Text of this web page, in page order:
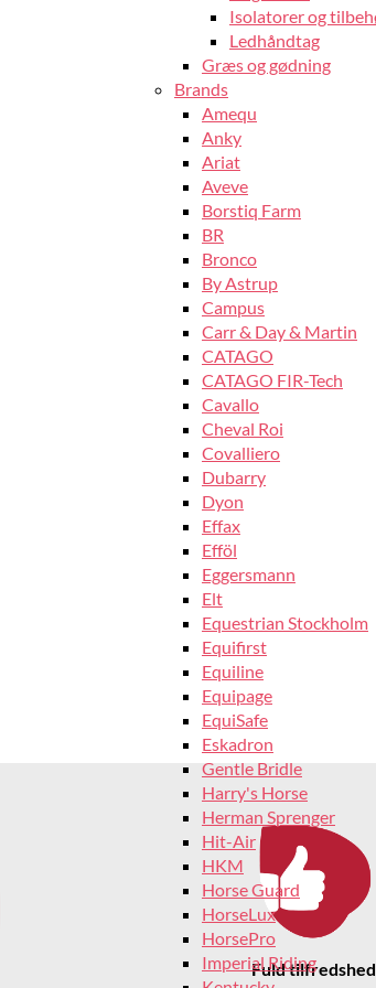
Isolatorer og
Ledhåndtag
Græs og gødning
Brands
Amequ
Anky
Ariat
Aveve
Borstiq Farm
BR
Bronco
By Astrup
Campus
Carr & Day & Martin
CATAGO
CATAGO FIR-Tech
Cavallo
Cheval Roi
Covalliero
Dubarry
Dyon
Effax
Efföl
Eggersmann
Elt
Equestrian Stockholm
Equifirst
Equiline
Equipage
EquiSafe
Eskadron
Gentle Bridle
Harry's Horse
Herman Sprenger
Hit-Air
HKM
Horse Guard
HorseLux
HorsePro
Imperial Riding
Fuld tilfredshed